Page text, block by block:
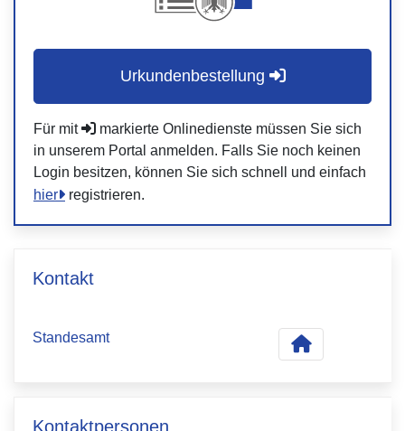
Urkundenbestellung
Für mit
markierte Onlinedienste müssen Sie sich
in unserem Portal anmelden. Falls Sie noch keinen
Login besitzen, können Sie sich schnell und einfach
hier
registrieren.
Kontakt
Standesamt
Kontaktpersonen